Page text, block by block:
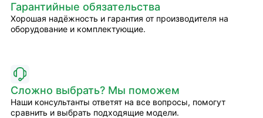
Гарантийные обязательства
Хорошая надёжность и гарантия от производителя на
оборудование и комплектующие.
Сложно выбрать? Мы поможем
Наши консультанты ответят на все вопросы, помогут
сравнить и выбрать подходящие модели.